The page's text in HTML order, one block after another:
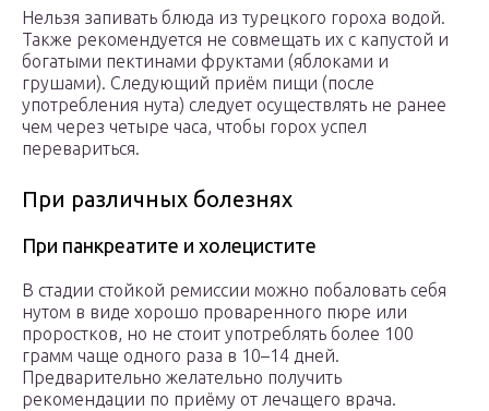
Нельзя запивать блюда из турецкого гороха водой.
Также рекомендуется не совмещать их с капустой и
богатыми пектинами фруктами (яблоками и
грушами). Следующий приём пищи (после
употребления нута) следует осуществлять не ранее
чем через четыре часа, чтобы горох успел
перевариться.
При различных болезнях
При панкреатите и холецистите
В стадии стойкой ремиссии можно побаловать себя
нутом в виде хорошо проваренного пюре или
проростков, но не стоит употреблять более 100
грамм чаще одного раза в 10–14 дней.
Предварительно желательно получить
рекомендации по приёму от лечащего врача.